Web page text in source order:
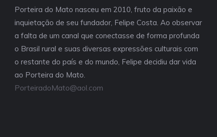
Porteira do Mato nasceu em 2010, fruto da paixão e
inquietação de seu fundador, Felipe Costa. Ao observar
a falta de um canal que conectasse de forma profunda
o Brasil rural e suas diversas expressões culturais com
o restante do país e do mundo, Felipe decidiu dar vida
ao Porteira do Mato.
PorteiradoMato@aol.com